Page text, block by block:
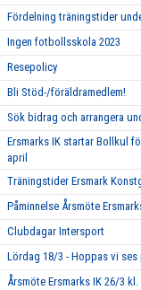
Fördelning träningstider
Ingen fotbollsskola 2023
Resepolicy
Bli Stöd-/föräldramedlem!
Sök bidrag och arrangera
Ersmarks IK startar Bollkul
april
Träningstider Ersmark
Påminnelse Årsmöte
Clubdagar Intersport
Lördag 18/3 - Hoppas vi
Årsmöte Ersmarks IK 26/3 kl.